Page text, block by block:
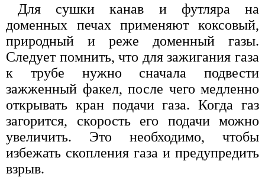
Для сушки канав и футляра на
доменных печах применяют коксовый,
природный и реже доменный газы.
Следует помнить, что для зажигания газа
к трубе нужно сначала подвести
зажженный факел, после чего медленно
открывать кран подачи газа. Когда газ
загорится, скорость его подачи можно
увеличить. Это необходимо, чтобы
избежать скопления газа и предупредить
взрыв.